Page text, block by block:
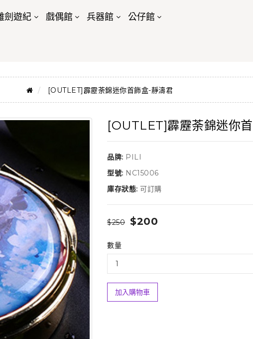
劍遊紀 戲偶館 兵器館 公仔館
[OUTLET]霹靂荼錦迷你首飾盒-靜濤君
[OUTLET]霹靂荼錦迷你
品牌: PILI
型號: NC15006
庫存狀態: 可訂購
$250 $200
數量
加入購物車